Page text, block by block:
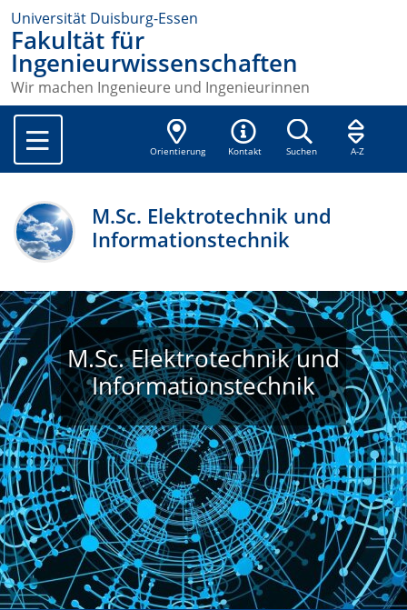
Universität Duisburg-Essen
Fakultät für
Ingenieurwissenschaften
Wir machen Ingenieure und Ingenieurinnen
Orientierung Kontakt Suchen A-Z
M.Sc. Elektrotechnik und
Informationstechnik
M.Sc. Elektrotechnik und
Informationstechnik